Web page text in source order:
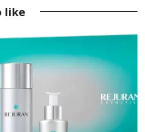
like